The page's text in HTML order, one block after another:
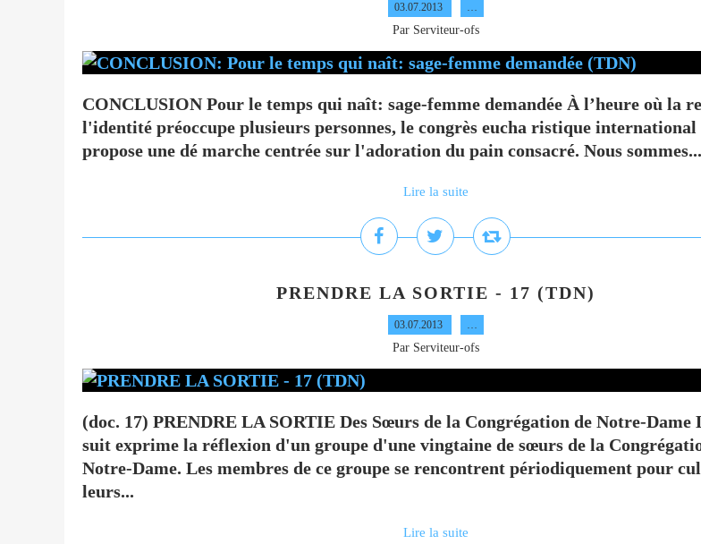
03.07.2013 …
Par Serviteur-ofs
CONCLUSION Pour le temps qui naît: sage-femme demandée À l’heure où la
l'identité préoccupe plusieurs personnes, le congrès eucha ristique international
propose une dé marche centrée sur l'adoration du pain consacré. Nous sommes...
Lire la suite
PRENDRE LA SORTIE - 17 (TDN)
03.07.2013 …
Par Serviteur-ofs
(doc. 17) PRENDRE LA SORTIE Des Sœurs de la Congrégation de Notre-Dame
suit exprime la réflexion d'un groupe d'une vingtaine de sœurs de la
Notre-Dame. Les membres de ce groupe se rencontrent périodiquement pour
leurs...
Lire la suite